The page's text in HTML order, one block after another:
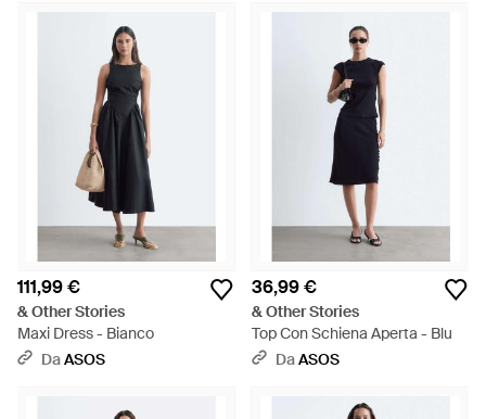
111,99 €
& Other Stories
Maxi Dress - Bianco
DaASOS
36,99 €
& Other Stories
Top Con Schiena Aperta - Blu
DaASOS